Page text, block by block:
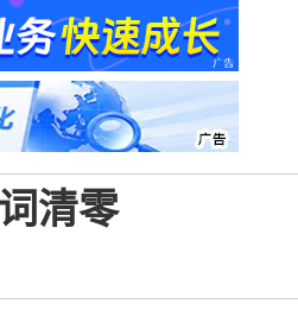
清零